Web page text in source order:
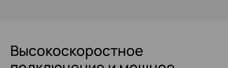
Высокоскоростное